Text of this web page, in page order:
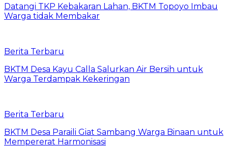
Datangi TKP Kebakaran Lahan, BKTM Topoyo Imbau
Warga tidak Membakar
Berita Terbaru
BKTM Desa Kayu Calla Salurkan Air Bersih untuk
Warga Terdampak Kekeringan
Berita Terbaru
BKTM Desa Paraili Giat Sambang Warga Binaan untuk
Mempererat Harmonisasi